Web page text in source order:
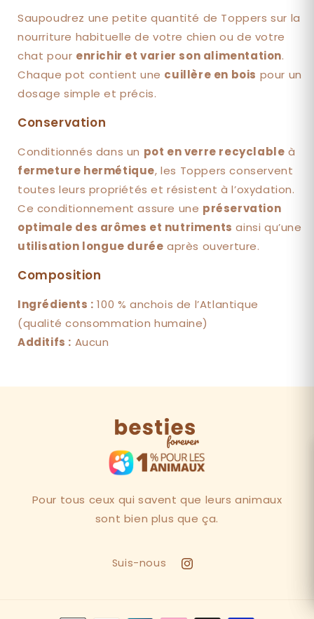
Saupoudrez une petite quantité de Toppers sur la
nourriture habituelle de votre chien ou de votre
chat pour enrichir et varier son alimentation.
Chaque pot contient une cuillère en bois pour un
dosage simple et précis.
Conservation
Conditionnés dans un pot en verre recyclable à
fermeture hermétique, les Toppers conservent
toutes leurs propriétés et résistent à l’oxydation.
Ce conditionnement assure une préservation
optimale des arômes et nutriments ainsi qu’une
utilisation longue durée après ouverture.
Composition
Ingrédients : 100 % anchois de l’Atlantique
(qualité consommation humaine)
Additifs : Aucun
Pour tous ceux qui savent que leurs animaux
sont bien plus que ça.
Suis-nous
Instagram